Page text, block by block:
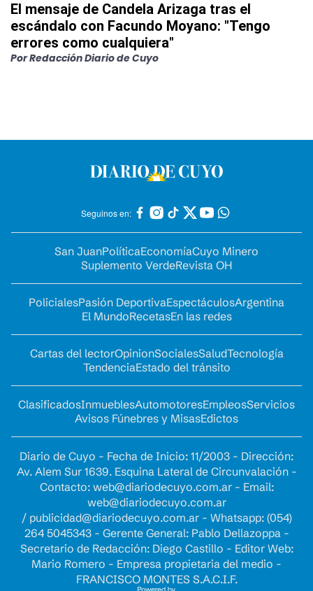
El mensaje de Candela Arizaga tras el
escándalo con Facundo Moyano: "Tengo
errores como cualquiera"
PorRedacción Diario de Cuyo
Seguinos en:
San JuanPolíticaEconomíaCuyo Minero
Suplemento VerdeRevista OH
PolicialesPasión DeportivaEspectáculosArgentina
El MundoRecetasEn las redes
Cartas del lectorOpinionSocialesSaludTecnología
TendenciaEstado del tránsito
ClasificadosInmueblesAutomotoresEmpleosServicios
Avisos Fúnebres y MisasEdictos
Diario de Cuyo - Fecha de Inicio: 11/2003 - Dirección:
Av. Alem Sur 1639. Esquina Lateral de Circunvalación -
Contacto: web@diariodecuyo.com.ar- Email:
web@diariodecuyo.com.ar
/ publicidad@diariodecuyo.com.ar- Whatsapp: (054)
264 5045343 - Gerente General: Pablo Dellazoppa -
Secretario de Redacción: Diego Castillo - Editor Web:
Mario Romero - Empresa propietaria del medio -
FRANCISCO MONTES S.A.C.I.F.